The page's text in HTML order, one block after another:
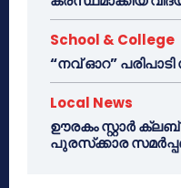
School & College
“നവ് ഓറ” പരിപാടി
Local News
ഊരകം സ്റ്റാർ
പുരസ്‌ക്കാര